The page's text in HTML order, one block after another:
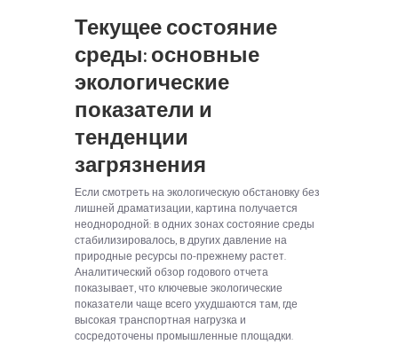
Текущее состояние
среды: основные
экологические
показатели и
тенденции
загрязнения
Если смотреть на экологическую обстановку без
лишней драматизации, картина получается
неоднородной: в одних зонах состояние среды
стабилизировалось, в других давление на
природные ресурсы по-прежнему растет.
Аналитический обзор годового отчета
показывает, что ключевые экологические
показатели чаще всего ухудшаются там, где
высокая транспортная нагрузка и
сосредоточены промышленные площадки.